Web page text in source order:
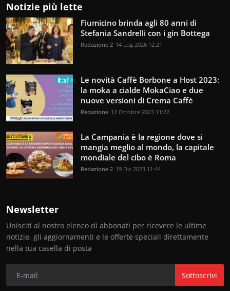
Notizie più lette
Fiumicino brinda agli 80 anni di
Stefania Sandrelli con i gin Bottega
Redazione 2 14 Lug 2026 12:21
Le novità Caffè Borbone a Host 2023:
la moka a cialde MokaCiao e due
nuove versioni di Crema Caffè
Redazione 12 Ottobre 2023 11:22
La Campania è la regione dove si
mangia meglio al mondo, la capitale
mondiale del cibo è Roma
Redazione 2 19 Dic 2023 11:44
Newsletter
Unisciti al nostro elenco di abbonati per ricevere le ultime
notizie, gli aggiornamenti e le offerte speciali direttamente
nella tua casella di posta
Sottoscrivi